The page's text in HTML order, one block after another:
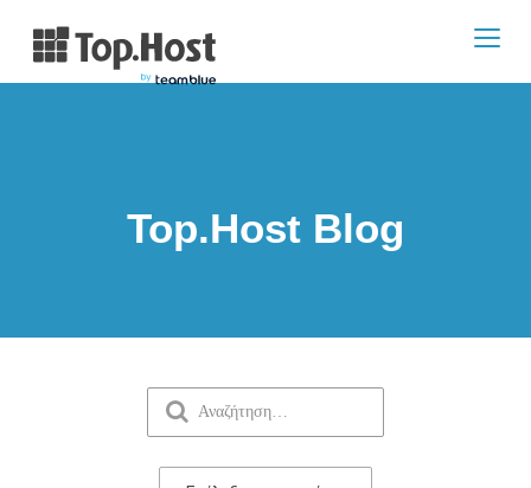
Top.Host Blog